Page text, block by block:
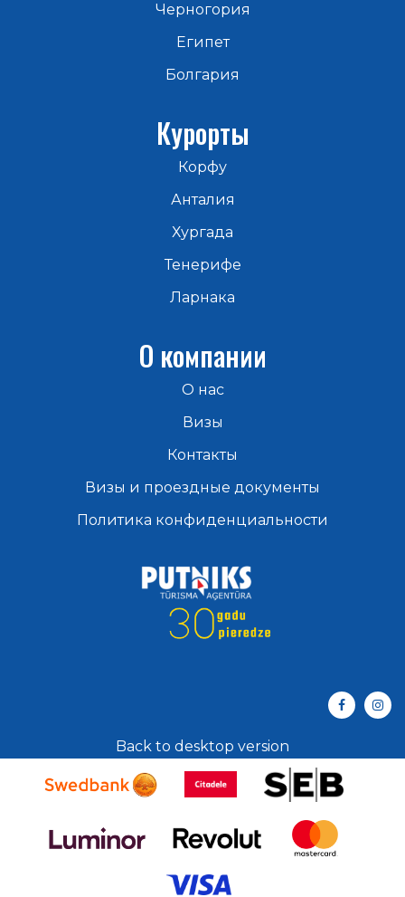
Черногория
Египет
Болгария
Курорты
Корфу
Анталия
Хургада
Тенерифе
Ларнака
О компании
О нас
Визы
Контакты
Визы и проездные документы
Политика конфиденциальности
Back to desktop version